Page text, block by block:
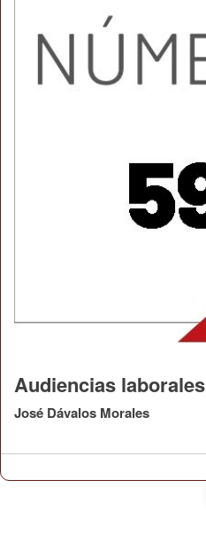
Audiencias laborales
José Dávalos Morales